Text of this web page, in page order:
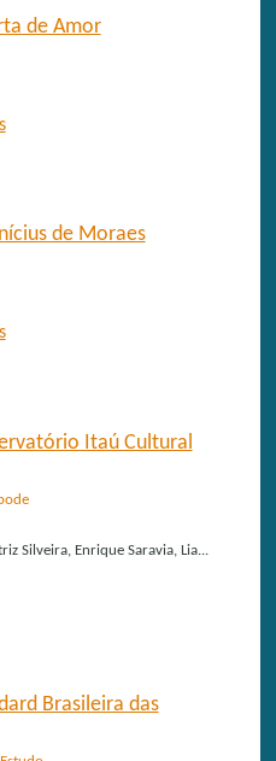
de Amor
de Moraes
Itaú Cultural
Silveira, Enrique Saravia, Lia...
Brasileira das